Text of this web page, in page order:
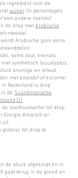
ingrediënt voor de
suiker (in percentages
een andere zoetstof
de drop met Arabische
meestal
wordt Arabische gom soms
soms zout, evenals
synthetisch (eucalyptus,
bruinige en ietwat
met koolstof of karamel
in Nederland is drop
de Scandinavische
.[1]
zoethoutwortel tot drop
Giorgio Amarelli er
uit
glabra), tot drop te
de struik afgeknipt en in
gaat terug in de grond en